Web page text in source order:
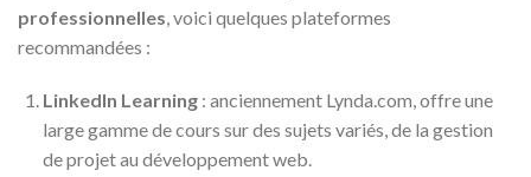
professionnelles , voici quelques plateformes
recommandées :
LinkedIn Learning: anciennement Lynda.com, offre une
large gamme de cours sur des sujets variés, de la gestion
de projet au développement web.